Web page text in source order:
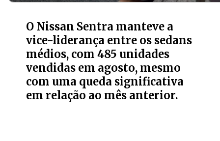
O Nissan Sentra manteve a
vice-liderança entre os sedans
médios, com 485 unidades
vendidas em agosto, mesmo
com uma queda significativa
em relação ao mês anterior.